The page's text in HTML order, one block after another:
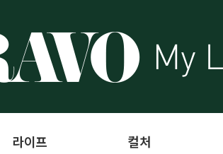
라이프 컬처